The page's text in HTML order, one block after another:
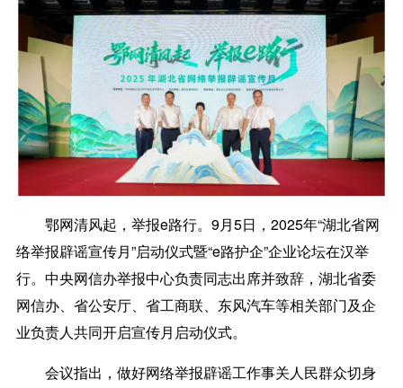
鄂网清风起，举报e路行。9月5日，2025年“湖北省网
络举报辟谣宣传月”启动仪式暨“e路护企”企业论坛在汉举
行。中央网信办举报中心负责同志出席并致辞，湖北省委
网信办、省公安厅、省工商联、东风汽车等相关部门及企
业负责人共同开启宣传月启动仪式。
会议指出，做好网络举报辟谣工作事关人民群众切身